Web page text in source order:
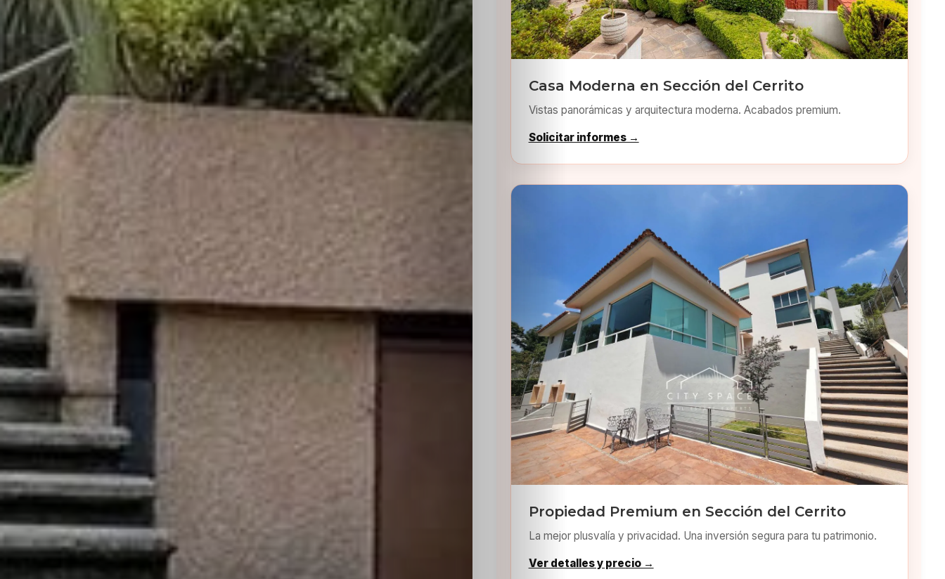
Inicio
Casting
Bershka
Casting
SHEIN
Casting
HolliKids
Contacto
Search
Casa Moderna en Sección del Cerrito
Vistas panorámicas y arquitectura moderna. Acabados premium.
Solicitar informes →
Propiedad Premium en Sección del Cerrito
La mejor plusvalía y privacidad. Una inversión segura para tu patrimonio.
Ver detalles y precio →